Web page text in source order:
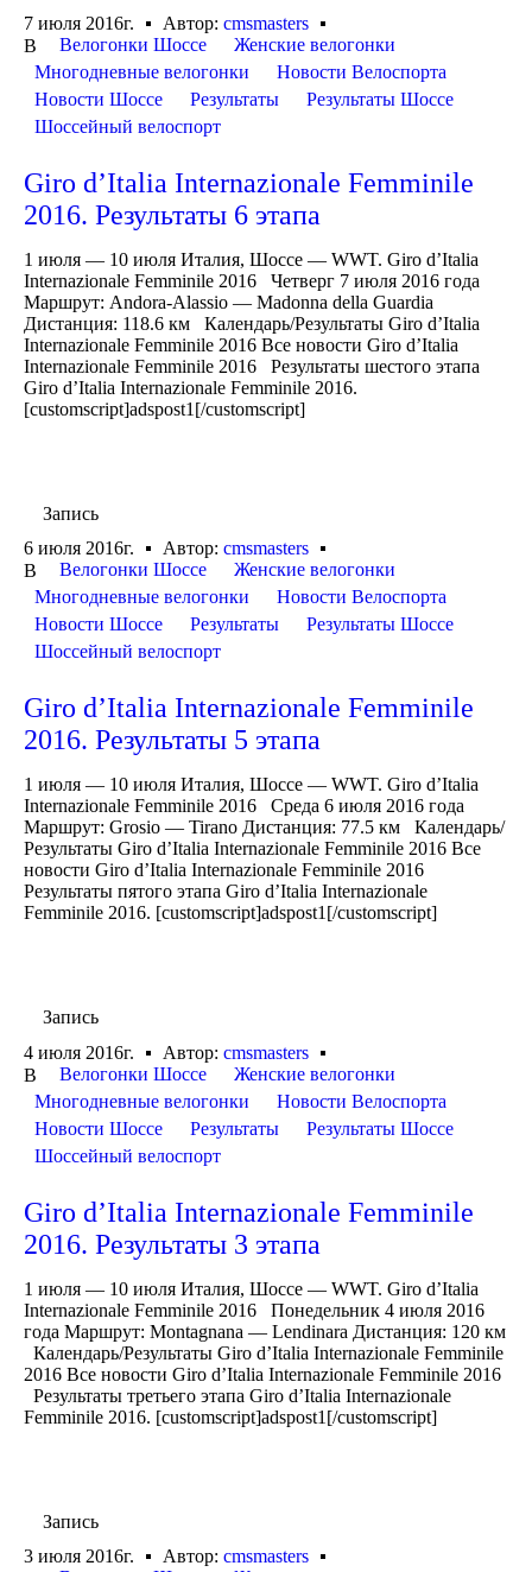
7 июля 2016г.
Автор: cmsmasters
В
Велогонки Шоссе
Женские велогонки
Многодневные велогонки
Новости Велоспорта
Новости Шоссе
Результаты
Результаты Шоссе
Шоссейный велоспорт
Giro d’Italia Internazionale Femminile
2016. Результаты 6 этапа
1 июля — 10 июля Италия, Шоссе — WWT. Giro d’Italia
Internazionale Femminile 2016 Четверг 7 июля 2016 года
Маршрут: Andora-Alassio — Madonna della Guardia
Дистанция: 118.6 км Календарь/Результаты Giro d’Italia
Internazionale Femminile 2016 Все новости Giro d’Italia
Internazionale Femminile 2016 Результаты шестого этапа
Giro d’Italia Internazionale Femminile 2016.
[customscript]adspost1[/customscript]
Запись
6 июля 2016г.
Автор: cmsmasters
В
Велогонки Шоссе
Женские велогонки
Многодневные велогонки
Новости Велоспорта
Новости Шоссе
Результаты
Результаты Шоссе
Шоссейный велоспорт
Giro d’Italia Internazionale Femminile
2016. Результаты 5 этапа
1 июля — 10 июля Италия, Шоссе — WWT. Giro d’Italia
Internazionale Femminile 2016 Среда 6 июля 2016 года
Маршрут: Grosio — Tirano Дистанция: 77.5 км Календарь/
Результаты Giro d’Italia Internazionale Femminile 2016 Все
новости Giro d’Italia Internazionale Femminile 2016
Результаты пятого этапа Giro d’Italia Internazionale
Femminile 2016. [customscript]adspost1[/customscript]
Запись
4 июля 2016г.
Автор: cmsmasters
В
Велогонки Шоссе
Женские велогонки
Многодневные велогонки
Новости Велоспорта
Новости Шоссе
Результаты
Результаты Шоссе
Шоссейный велоспорт
Giro d’Italia Internazionale Femminile
2016. Результаты 3 этапа
1 июля — 10 июля Италия, Шоссе — WWT. Giro d’Italia
Internazionale Femminile 2016 Понедельник 4 июля 2016
года Маршрут: Montagnana — Lendinara Дистанция: 120 км
Календарь/Результаты Giro d’Italia Internazionale Femminile
2016 Все новости Giro d’Italia Internazionale Femminile 2016
Результаты третьего этапа Giro d’Italia Internazionale
Femminile 2016. [customscript]adspost1[/customscript]
Запись
3 июля 2016г.
Автор: cmsmasters